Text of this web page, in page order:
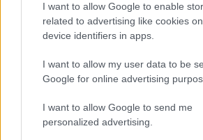
I want to allow Google to enable
related to advertising like cookies
device identifiers in apps.
I want to allow my user data to be
Google for online advertising
I want to allow Google to send me
personalized advertising.
and clear that we must
that protects reproductive
that guarantees paid leave
affordable child care for
pic.twitter.com/
— Sarah McBride
November 6, 2024